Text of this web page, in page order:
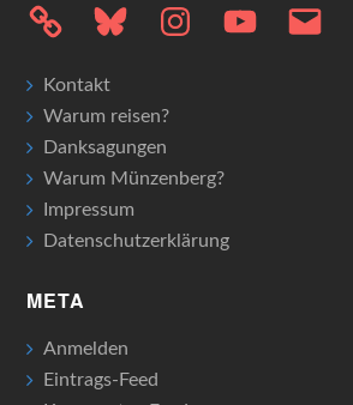
Bluesky InstagramYouTubeE-
Mail
Kontakt
Warum reisen?
Danksagungen
Warum Münzenberg?
Impressum
Datenschutzerklärung
META
Anmelden
Eintrags-Feed